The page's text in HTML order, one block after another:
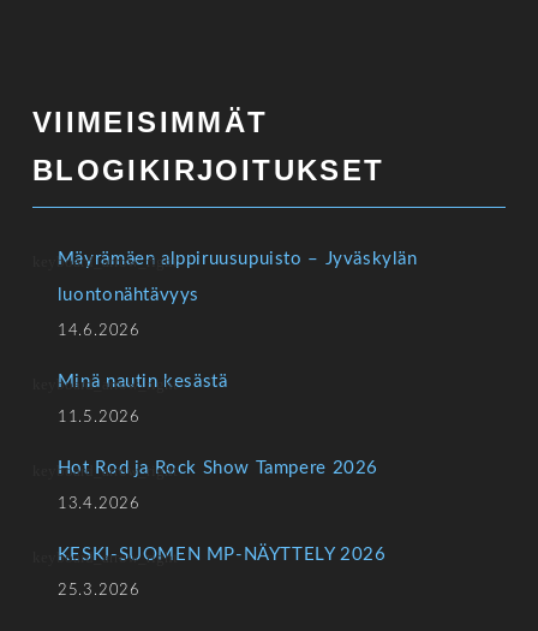
VIIMEISIMMÄT
BLOGIKIRJOITUKSET
Mäyrämäen alppiruusupuisto – Jyväskylän
luontonähtävyys
14.6.2026
Minä nautin kesästä
11.5.2026
Hot Rod ja Rock Show Tampere 2026
13.4.2026
KESKI-SUOMEN MP-NÄYTTELY 2026
25.3.2026